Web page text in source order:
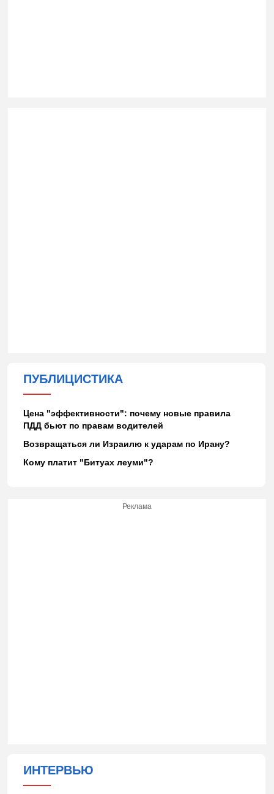
ПУБЛИЦИСТИКА
Цена "эффективности": почему новые правила
ПДД бьют по правам водителей
Возвращаться ли Израилю к ударам по Ирану?
Кому платит "Битуах леуми"?
Реклама
ИНТЕРВЬЮ